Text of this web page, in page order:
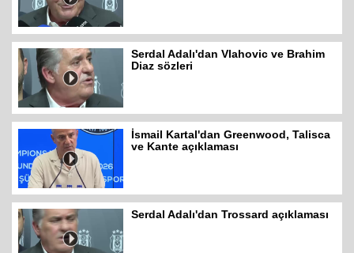
Serdal Adalı'dan Vlahovic ve Brahim
Diaz sözleri
İsmail Kartal'dan Greenwood, Talisca
ve Kante açıklaması
Serdal Adalı'dan Trossard açıklaması